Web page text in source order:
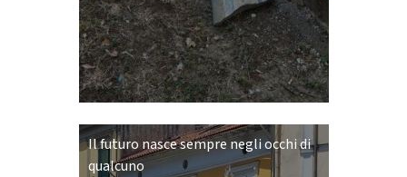
Il futuro nasce sempre negli occhi di
qualcuno